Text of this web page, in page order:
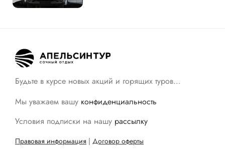
Будьте в курсе новых акций и горящих туров…
Мы уважаем вашу конфиденциальность
Условия подписки на нашу рассылку
Правовая информация | Договор оферты